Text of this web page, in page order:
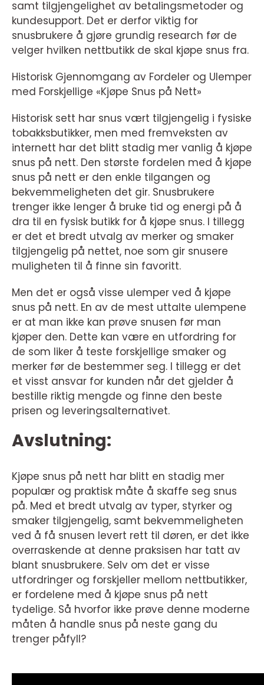
samt tilgjengelighet av betalingsmetoder og
kundesupport. Det er derfor viktig for
snusbrukere å gjøre grundig research før de
velger hvilken nettbutikk de skal kjøpe snus fra.
Historisk Gjennomgang av Fordeler og Ulemper
med Forskjellige «Kjøpe Snus på Nett»
Historisk sett har snus vært tilgjengelig i fysiske
tobakksbutikker, men med fremveksten av
internett har det blitt stadig mer vanlig å kjøpe
snus på nett. Den største fordelen med å kjøpe
snus på nett er den enkle tilgangen og
bekvemmeligheten det gir. Snusbrukere
trenger ikke lenger å bruke tid og energi på å
dra til en fysisk butikk for å kjøpe snus. I tillegg
er det et bredt utvalg av merker og smaker
tilgjengelig på nettet, noe som gir snusere
muligheten til å finne sin favoritt.
Men det er også visse ulemper ved å kjøpe
snus på nett. En av de mest uttalte ulempene
er at man ikke kan prøve snusen før man
kjøper den. Dette kan være en utfordring for
de som liker å teste forskjellige smaker og
merker før de bestemmer seg. I tillegg er det
et visst ansvar for kunden når det gjelder å
bestille riktig mengde og finne den beste
prisen og leveringsalternativet.
Avslutning:
Kjøpe snus på nett har blitt en stadig mer
populær og praktisk måte å skaffe seg snus
på. Med et bredt utvalg av typer, styrker og
smaker tilgjengelig, samt bekvemmeligheten
ved å få snusen levert rett til døren, er det ikke
overraskende at denne praksisen har tatt av
blant snusbrukere. Selv om det er visse
utfordringer og forskjeller mellom nettbutikker,
er fordelene med å kjøpe snus på nett
tydelige. Så hvorfor ikke prøve denne moderne
måten å handle snus på neste gang du
trenger påfyll?